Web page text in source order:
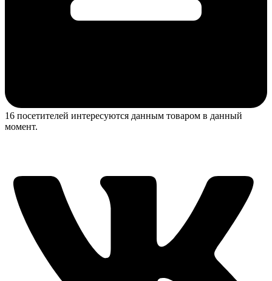
16 посетителей интересуются данным товаром в данный
момент.